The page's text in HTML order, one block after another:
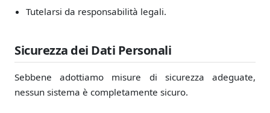
Tutelarsi da responsabilità legali.
Sicurezza dei Dati Personali
Sebbene adottiamo misure di sicurezza adeguate,
nessun sistema è completamente sicuro.